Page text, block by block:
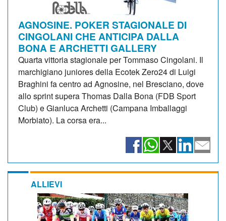
AGNOSINE. POKER STAGIONALE DI
CINGOLANI CHE ANTICIPA DALLA
BONA E ARCHETTI GALLERY
Quarta vittoria stagionale per Tommaso Cingolani. Il
marchigiano juniores della Ecotek Zero24 di Luigi
Braghini fa centro ad Agnosine, nel Bresciano, dove
allo sprint supera Thomas Dalla Bona (FDB Sport
Club) e Gianluca Archetti (Campana Imballaggi
Morbiato). La corsa era...
ALLIEVI